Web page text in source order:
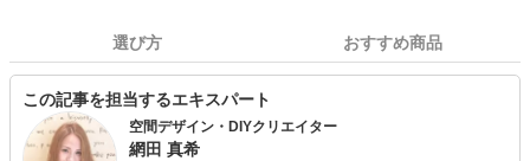
選び方 おすすめ商品
この記事を担当するエキスパート
空間デザイン・DIYクリエイター
網田 真希